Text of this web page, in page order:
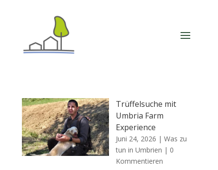
Trüffelsuche mit
Umbria Farm
Experience
Juni 24, 2026 |Was zu
tun in Umbrien | 0
Kommentieren